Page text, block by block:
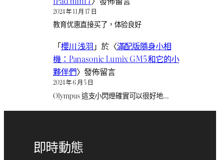
2024 年 11 月 17 日
教育优惠直接买了，体验良好
「櫻川 浅羽 」於〈滿配版隨身小相
機：Panasonic Lumix GM5 和它的小
夥伴們〉發佈留言
2024 年 6 月 5 日
Olympus 這支小閃燈確實可以很好地…
即時動態